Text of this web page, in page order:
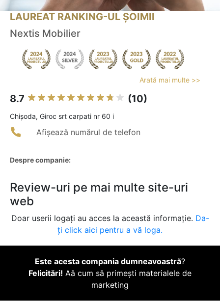
LAUREAT RANKING-UL ȘOIMII
Nextis Mobilier
Arată mai multe >>
8.7 (10)
Chişoda, Giroc srt carpati nr 60 i
Afișează numărul de telefon
Despre companie:
Review-uri pe mai multe site-uri
web
Doar userii logați au acces la această informație. Da-
ți click aici pentru a vă loga.
Este acesta compania dumneavoastră?
Felicitări! Aă cum să primești materialele de
marketing